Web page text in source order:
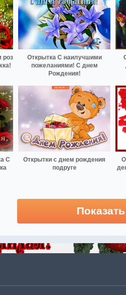
роз
Открытка С наилучшими
пожеланиями! С днем
Рождения!
С
Открытки с днем рождения
подруге